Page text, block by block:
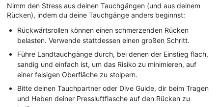
Nimm den Stress aus deinen Tauchgängen (und aus deinem
Rücken), indem du deine Tauchgänge anders beginnst:
Rückwärtsrollen können einen schmerzenden Rücken
belasten. Verwende stattdessen einen großen Schritt.
Führe Landtauchgänge durch, bei denen der Einstieg flach,
sandig und einfach ist, um das Risiko zu minimieren, auf
einer felsigen Oberfläche zu stolpern.
Bitte deinen Tauchpartner oder Dive Guide, dir beim Tragen
und Heben deiner Pressluftflasche auf den Rücken zu